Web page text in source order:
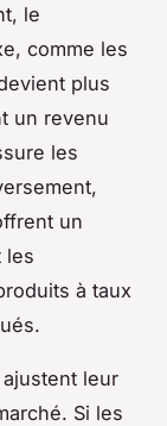
le
comme les
plus
un revenu
les
un
les
à taux
leur
Si les